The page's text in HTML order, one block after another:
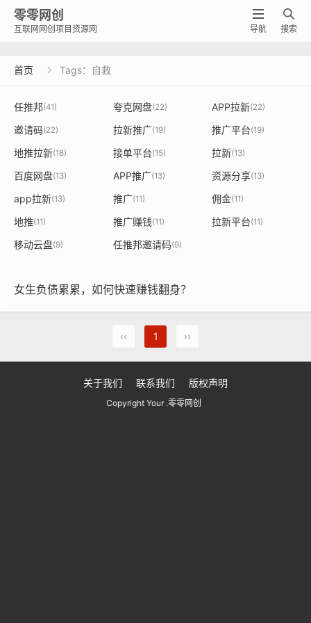
零零网创
互联网网创项目资源网

搜索

导航
首页  Tags：自救
任推邦(41) 夸克网盘(22) APP拉新(22)
邀请码(22) 拉新推广(19) 推广平台(19)
地推拉新(18) 接单平台(15) 拉新(13)
百度网盘(13) APP推广(13) 资源分享(13)
app拉新(13) 推广(11) 佣金(11)
地推(11) 推广赚钱(11) 拉新平台(11)
移动云盘(9) 任推邦邀请码(9)
女生负债累累，如何快速赚钱翻身？
‹‹ 1 ››
关于我们 联系我们 版权声明
Copyright Your .零零网创